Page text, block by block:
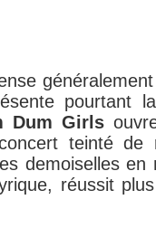
pourtant
Dum Girls
teinté de
demoiselles
réussit